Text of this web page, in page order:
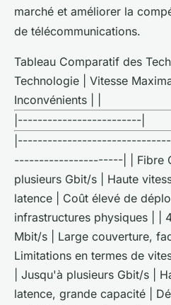
marché et améliorer la
de télécommunications.
Tableau Comparatif des
Technologie | Vitesse
Inconvénients | |
|-------------------------|
----------------------| | Fibre
plusieurs Gbit/s | Haute
latence | Coût élevé de
infrastructures physiques | |
Mbit/s | Large couverture,
Limitations en termes de
| Jusqu'à plusieurs Gbit/s |
latence, grande capacité |